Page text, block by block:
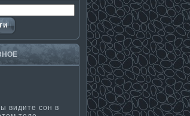
видите сон в